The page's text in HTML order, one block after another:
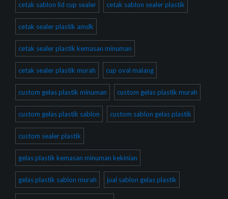
cetak sablon lid cup sealer cetak sablon sealer plastik
cetak sealer plastik amdk
cetak sealer plastik kemasan minuman
cetak sealer plastik murah cup oval malang
custom gelas plastik minuman custom gelas plastik murah
custom gelas plastik sablon custom sablon gelas plastik
custom sealer plastik
gelas plastik kemasan minuman kekinian
gelas plastik sablon murah jual sablon gelas plastik